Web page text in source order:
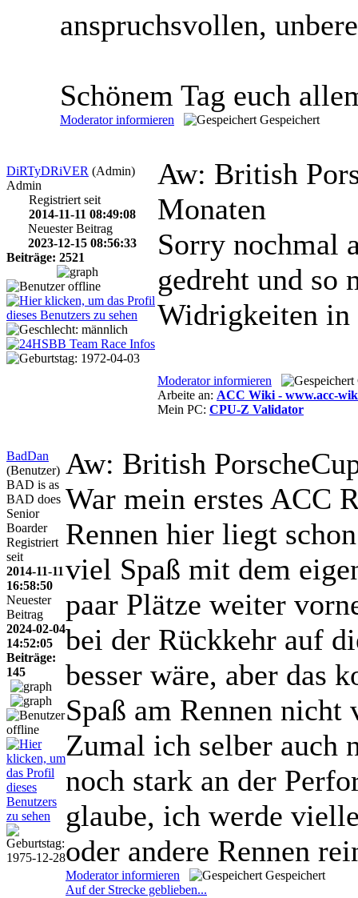
anspruchsvollen,
Schönem Tag euch
Moderator informieren Gespeichert
DiRTyDRiVER (Admin)
Admin
Registriert seit
2014-11-11 08:49:08
Neuester Beitrag
2023-12-15 08:56:33
Beiträge: 2521
Aw: British
Monaten
Sorry nochmal
gedreht und so
Widrigkeiten in
Moderator informieren
Arbeite an: ACC Wiki - www.acc-
Mein PC: CPU-Z Validator
BadDan
(Benutzer)
BAD is as
BAD does
Senior
Boarder
Registriert
seit
2014-11-11
16:58:50
Neuester
Beitrag
2024-02-04
14:52:05
Beiträge:
145
Aw: British
War mein erstes ACC
Rennen hier liegt
viel Spaß mit dem
paar Plätze weiter
bei der Rückkehr auf
besser wäre, aber das
Spaß am Rennen nicht
Zumal ich selber auch
noch stark an der
glaube, ich werde
oder andere Rennen
Moderator informieren
Gespeichert
Auf der Strecke geblieben...